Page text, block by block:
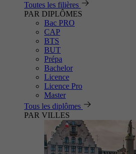
Toutes les filières
PAR DIPLÔMES
Bac PRO
CAP
BTS
BUT
Prépa
Bachelor
Licence
Licence Pro
Master
Tous les diplômes
PAR VILLES